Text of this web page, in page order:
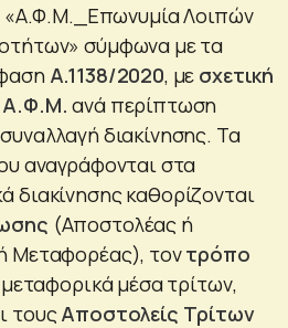
«Α.Φ.Μ._Επωνυμία Λοιπών
σύμφωνα με τα
Α.1138/2020, με σχετική
Α.Φ.Μ. ανά περίπτωση
διακίνησης. Τα
αναγράφονται στα
διακίνησης καθορίζονται
(Αποστολέας ή
Μεταφορέας), τοντρόπο
μεταφορικά μέσα τρίτων,
τουςΑποστολείς Τρίτων